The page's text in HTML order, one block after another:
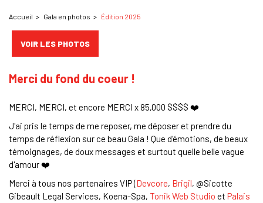
Accueil Gala en photos Édition 2025
VOIR LES PHOTOS
Merci du fond du coeur !
MERCI, MERCI, et encore MERCI x 85,000 $$$$ ❤️
J'ai pris le temps de me reposer, me déposer et prendre du
temps de réflexion sur ce beau Gala ! Que d'émotions, de beaux
témoignages, de doux messages et surtout quelle belle vague
d'amour ❤️
Merci à tous nos partenaires VIP (Devcore, Brigil, @Sicotte
Gibeault Legal Services, Koena-Spa, Tonik Web Studio et Palais